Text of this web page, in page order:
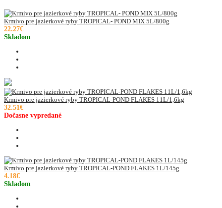
Krmivo pre jazierkové ryby TROPICAL- POND MIX 5L/800g
22.27€
Skladom
Krmivo pre jazierkové ryby TROPICAL-POND FLAKES 11L/1,6kg
32.51€
Dočasne vypredané
Krmivo pre jazierkové ryby TROPICAL-POND FLAKES 1L/145g
4.18€
Skladom